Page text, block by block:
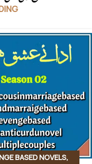
BASED NOVELS,